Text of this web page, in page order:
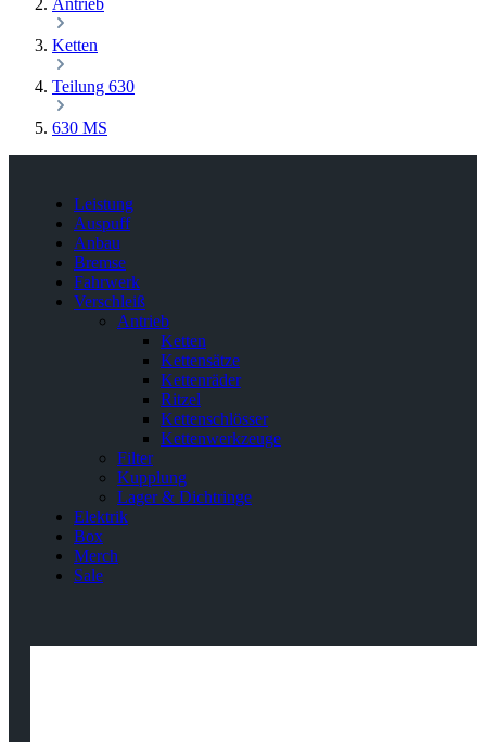
Antrieb
Ketten
Teilung 630
630 MS
Leistung
Auspuff
Anbau
Bremse
Fahrwerk
Verschleiß
Antrieb
Ketten
Kettensätze
Kettenräder
Ritzel
Kettenschlösser
Kettenwerkzeuge
Filter
Kupplung
Lager & Dichtringe
Elektrik
Box
Merch
Sale